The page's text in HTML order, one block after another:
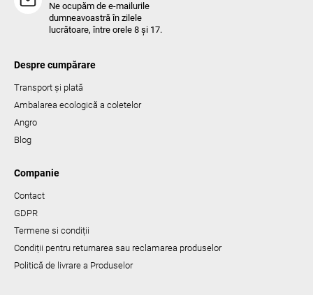
Ne ocupăm de e-mailurile
dumneavoastră în zilele
lucrătoare, între orele 8 și 17.
Despre cumpărare
Transport și plată
Ambalarea ecologică a coletelor
Angro
Blog
Companie
Contact
GDPR
Termene si condiții
Condiții pentru returnarea sau reclamarea produselor
Politică de livrare a Produselor